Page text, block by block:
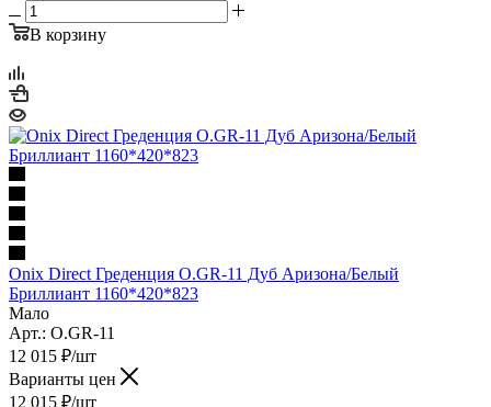
В корзину
Onix Direct Греденция O.GR-11 Дуб Аризона/Белый
Бриллиант 1160*420*823
Мало
Арт.: O.GR-11
12 015 ₽/шт
Варианты цен
12 015 ₽/шт